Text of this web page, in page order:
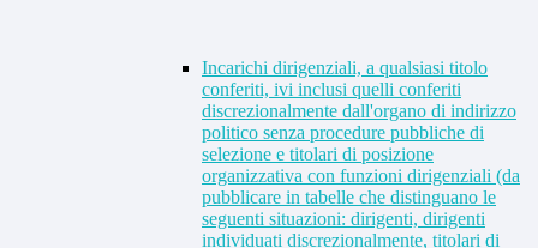
Incarichi dirigenziali, a qualsiasi titolo
conferiti, ivi inclusi quelli conferiti
discrezionalmente dall'organo di indirizzo
politico senza procedure pubbliche di
selezione e titolari di posizione
organizzativa con funzioni dirigenziali (da
pubblicare in tabelle che distinguano le
seguenti situazioni: dirigenti, dirigenti
individuati discrezionalmente, titolari di